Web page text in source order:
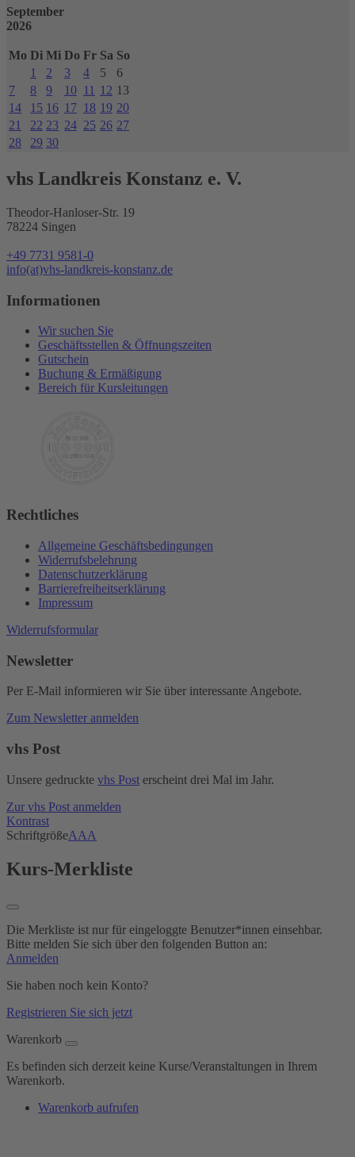
September
2026
Mo Di Mi Do Fr Sa So
1
2 3 4 5
6
7
8 9 10 11 12 13
14
15 16 17 18 19 20
21
22 23 24 25 26 27
28
29 30
vhs Landkreis Konstanz e. V.
Theodor-Hanloser-Str. 19
78224 Singen
+49 7731 9581-0
info(at)vhs-landkreis-konstanz.de
Informationen
Wir suchen Sie
Geschäftsstellen & Öffnungszeiten
Gutschein
Buchung & Ermäßigung
Bereich für Kursleitungen
Rechtliches
Allgemeine Geschäftsbedingungen
Widerrufsbelehrung
Datenschutzerklärung
Barrierefreiheitserklärung
Impressum
Widerrufsformular
Newsletter
Per E-Mail informieren wir Sie über interessante Angebote.
Zum Newsletter anmelden
vhs Post
Unsere gedruckte vhs Post erscheint drei Mal im Jahr.
Zur vhs Post anmelden
Kontrast
SchriftgrößeAAA
Kurs-Merkliste
Die Merkliste ist nur für eingeloggte Benutzer*innen einsehbar.
Bitte melden Sie sich über den folgenden Button an:
Anmelden
Sie haben noch kein Konto?
Registrieren Sie sich jetzt
Warenkorb
Es befinden sich derzeit keine Kurse/Veranstaltungen in Ihrem
Warenkorb.
Warenkorb aufrufen